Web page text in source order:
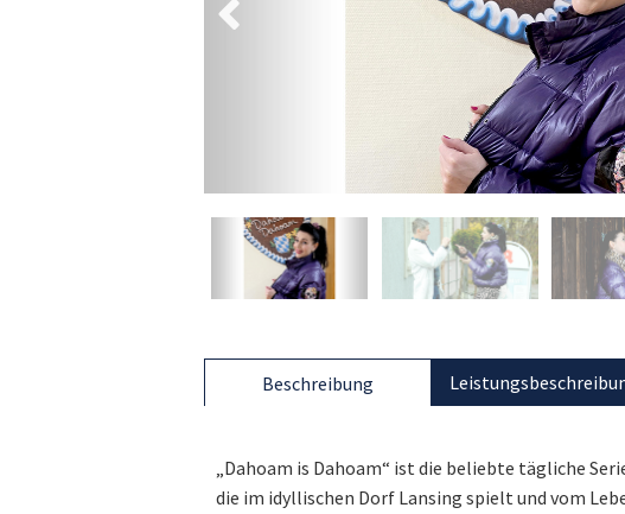
Beschreibung
„Dahoam is Dahoam“ ist die beliebte tägliche
die im idyllischen Dorf Lansing spielt und vom